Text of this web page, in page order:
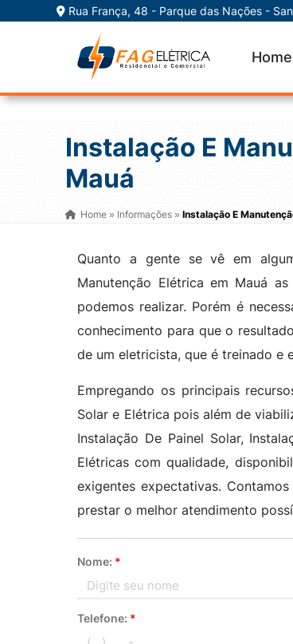
Rua França, 48 - Parque das Nações -
Home
Instalação E
Mauá
Home » Informações » Instalação E
Quanto a gente se vê em
Manutenção Elétrica em Mauá
podemos realizar. Porém é
conhecimento para que o
de um eletricista, que é treinado e
Empregando os principais
Solar e Elétrica pois além de
Instalação De Painel Solar,
Elétricas com qualidade,
exigentes expectativas.
prestar o melhor atendimento
Nome: *
Telefone: *